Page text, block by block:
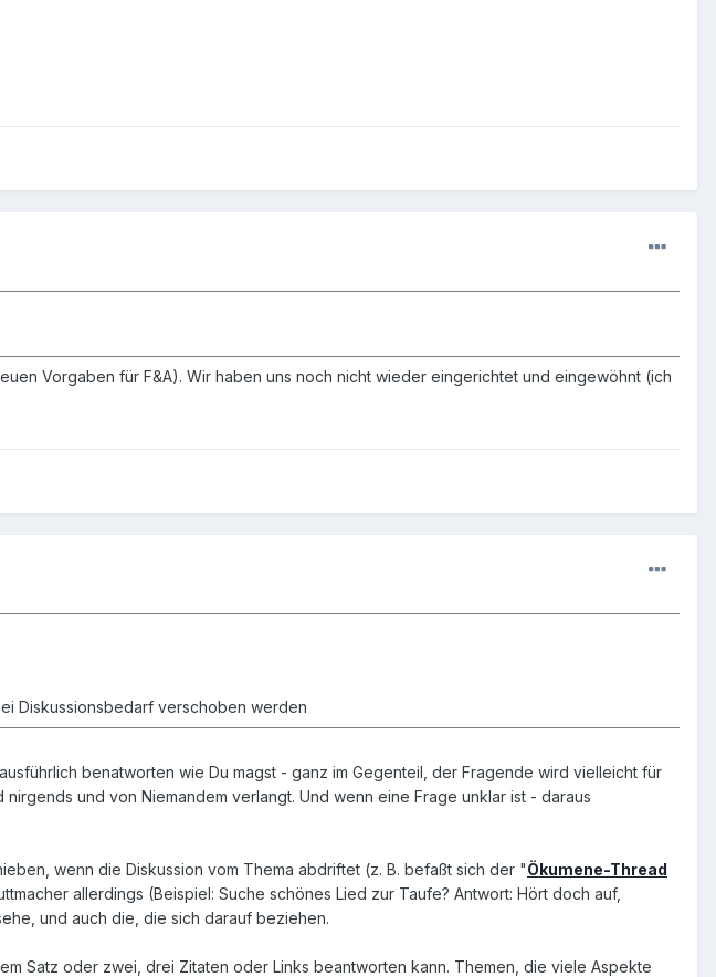
Vorgaben für F&A). Wir haben uns noch nicht wieder eingerichtet und eingewöhnt (ich
Diskussionsbedarf verschoben werden
benatworten wie Du magst - ganz im Gegenteil, der Fragende wird vielleicht für
und von Niemandem verlangt. Und wenn eine Frage unklar ist - daraus
wenn die Diskussion vom Thema abdriftet (z. B. befaßt sich der "Ökumene-Thread
allerdings (Beispiel: Suche schönes Lied zur Taufe? Antwort: Hört doch auf,
und auch die, die sich darauf beziehen.
Satz oder zwei, drei Zitaten oder Links beantworten kann. Themen, die viele Aspekte